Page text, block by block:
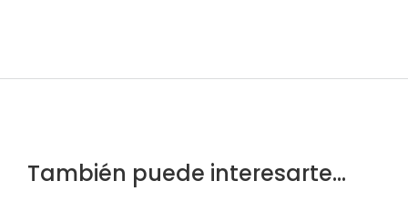
También puede interesarte...